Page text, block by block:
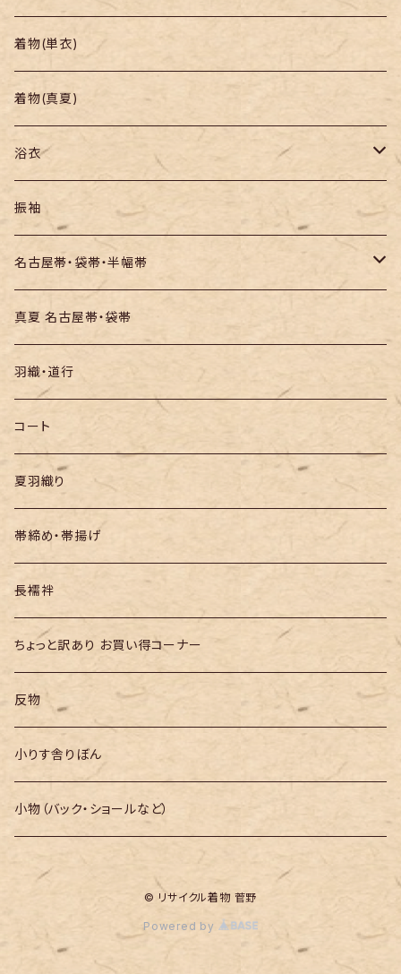
帯
羽織り・道行
小紋
色無地・江戸小紋
紬
訪問着・付下
お召し
着物(単衣)
着物(真夏)
浴衣
セオα・ポリ
木綿・綿麻
絞りの浴衣
振袖
名古屋帯・袋帯・半幅帯
名古屋帯
袋帯
半幅帯
真夏 名古屋帯・袋帯
羽織・道行
コート
夏羽織り
帯締め・帯揚げ
長襦袢
ちょっと訳あり お買い得コーナー
反物
小りす舎りぼん
小物（バック・ショールなど）
© リサイクル着物 菅野
Powered by